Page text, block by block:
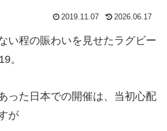
2019.11.07 2026.06.17
い程の賑わいを見せたラグビー
。
った日本での開催は、当初心配
が